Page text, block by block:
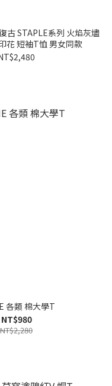
古 STAPLE系列 火焰灰燼
花 短袖T恤 男女同款
各類 棉大學T
NT$980
NT$2,280